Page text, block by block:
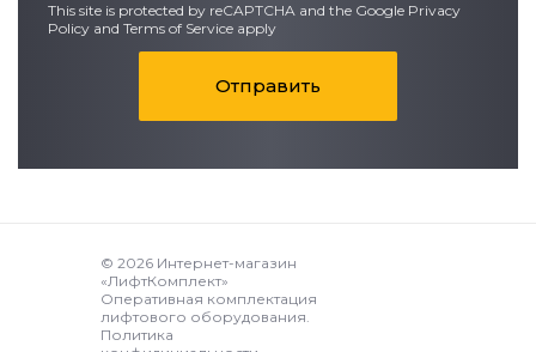
This site is protected by reCAPTCHA and the Google Privacy
Policy and Terms of Service apply
Отправить
© 2026 Интернет-магазин
«ЛифтКомплект»
Оперативная комплектация
лифтового оборудования.
Политика